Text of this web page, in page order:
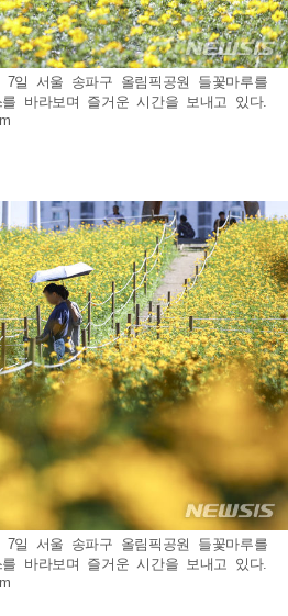
일 서울 송파구 올림픽공원 들꽃마루를
바라보며 즐거운 시간을 보내고 있다.
일 서울 송파구 올림픽공원 들꽃마루를
바라보며 즐거운 시간을 보내고 있다.